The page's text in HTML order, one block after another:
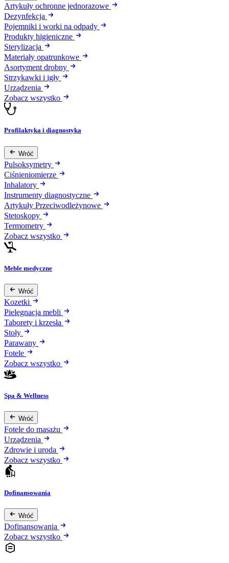
Artykuły ochronne jednorazowe
Dezynfekcja
Pojemniki i worki na odpady
Produkty higieniczne
Sterylizacja
Materiały opatrunkowe
Asortyment drobny
Strzykawki i igły
Urządzenia
Zobacz wszystko
Profilaktyka i diagnostyka
Wróć
Pulsoksymetry
Ciśnieniomierze
Inhalatory
Instrumenty diagnostyczne
Artykuły Przeciwodleżynowe
Stetoskopy
Termometry
Zobacz wszystko
Meble medyczne
Wróć
Kozetki
Pielęgnacja mebli
Taborety i krzesła
Stoły
Parawany
Fotele
Zobacz wszystko
Spa & Wellness
Wróć
Fotele do masażu
Urządzenia
Zdrowie i uroda
Zobacz wszystko
Dofinansowania
Wróć
Dofinansowania
Zobacz wszystko